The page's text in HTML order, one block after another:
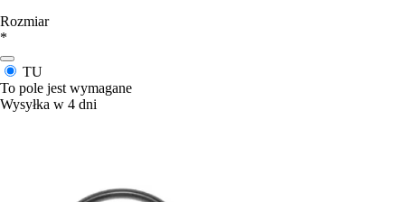
Rozmiar
*
TU
To pole jest wymagane
Wysyłka w 4 dni